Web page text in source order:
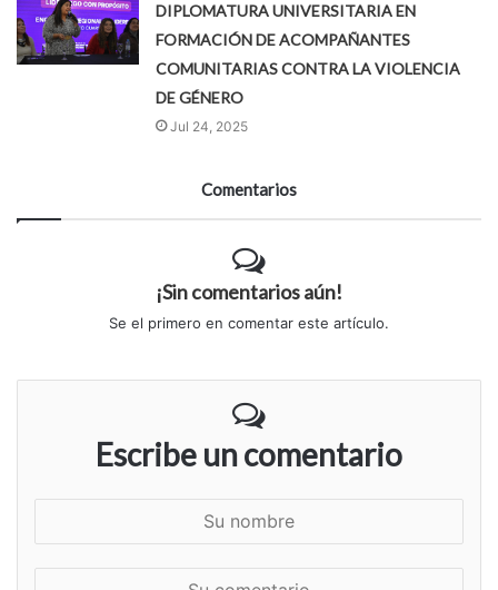
DIPLOMATURA UNIVERSITARIA EN
FORMACIÓN DE ACOMPAÑANTES
COMUNITARIAS CONTRA LA VIOLENCIA
DE GÉNERO
Jul 24, 2025
Comentarios
¡Sin comentarios aún!
Se el primero en comentar este artículo.
Escribe un comentario